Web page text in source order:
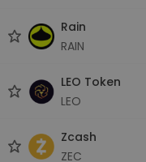
Rain
RAIN
LEO Token
LEO
Zcash
ZEC